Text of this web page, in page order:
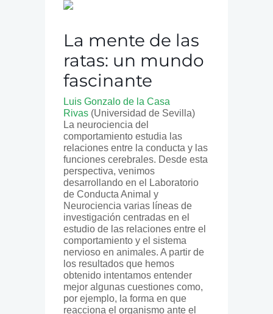
La mente de las
ratas: un mundo
fascinante
Luis Gonzalo de la Casa
Rivas (Universidad de Sevilla)
La neurociencia del
comportamiento estudia las
relaciones entre la conducta y las
funciones cerebrales. Desde esta
perspectiva, venimos
desarrollando en el Laboratorio
de Conducta Animal y
Neurociencia varias líneas de
investigación centradas en el
estudio de las relaciones entre el
comportamiento y el sistema
nervioso en animales. A partir de
los resultados que hemos
obtenido intentamos entender
mejor algunas cuestiones como,
por ejemplo, la forma en que
reacciona el organismo ante el